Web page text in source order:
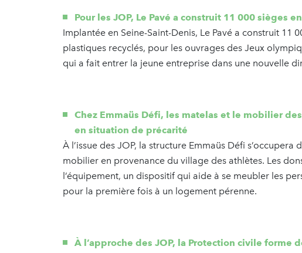
Pour les JOP, Le Pavé a construit 11 000 sièges
Implantée en Seine-Saint-Denis, Le Pavé a construit 11
plastiques recyclés, pour les ouvrages des Jeux
qui a fait entrer la jeune entreprise dans une nouvelle
Chez Emmaüs Défi, les matelas et le mobilier
en situation de précarité
À l’issue des JOP, la structure Emmaüs Défi
mobilier en provenance du village des athlètes. Les
l’équipement, un dispositif qui aide à se meubler les
pour la première fois à un logement pérenne.
À l’approche des JOP, la Protection civile forme